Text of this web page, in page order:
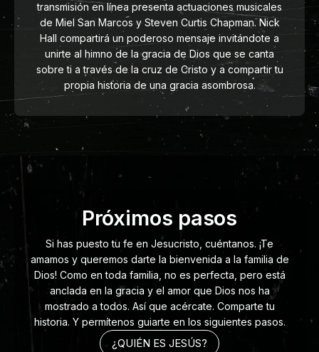
transmisión en línea presenta actuaciones musicales
de Miel San Marcos y Steven Curtis Chapman. Nick
Hall compartirá un poderoso mensaje invitándote a
unirte al himno de la gracia de Dios que se canta
sobre ti a través de la cruz de Cristo y a compartir tu
propia historia de una gracia asombrosa.
Próximos pasos
Si has puesto tu fe en Jesucristo, cuéntanos. ¡Te
amamos y queremos darte la bienvenida a la familia de
Dios! Como en toda familia, no es perfecta, pero está
anclada en la gracia y el amor que Dios nos ha
mostrado a todos. Así que acércate. Comparte tu
historia. Y permítenos guiarte en los siguientes pasos.
¿QUIÉN ES JESÚS?